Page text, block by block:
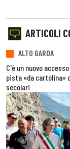
ARTICOLI
ALTO GARDA
C'è un nuovo
pista «da cartolina»
secolari